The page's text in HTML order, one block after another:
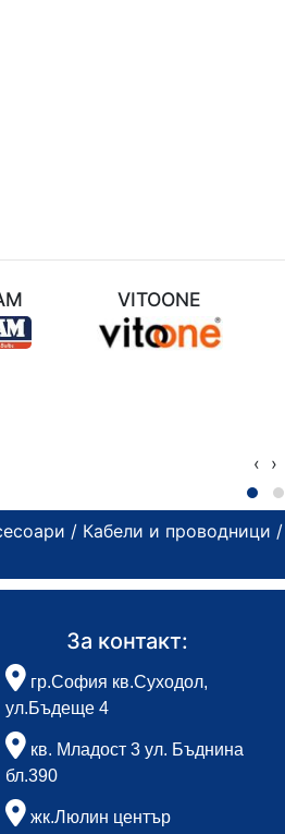
VITOONE
‹ ›
/ Кабели и проводници /
За контакт:
гр.София кв.Суходол,
ул.Бъдеще 4
кв. Младост 3 ул. Бъднина
бл.390
жк.Люлин център